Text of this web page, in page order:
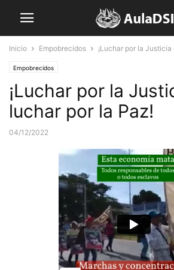
Inicio Empobrecidos ¡Luchar por la
Empobrecidos
¡Luchar por la
luchar por la Paz!
04/12/2022